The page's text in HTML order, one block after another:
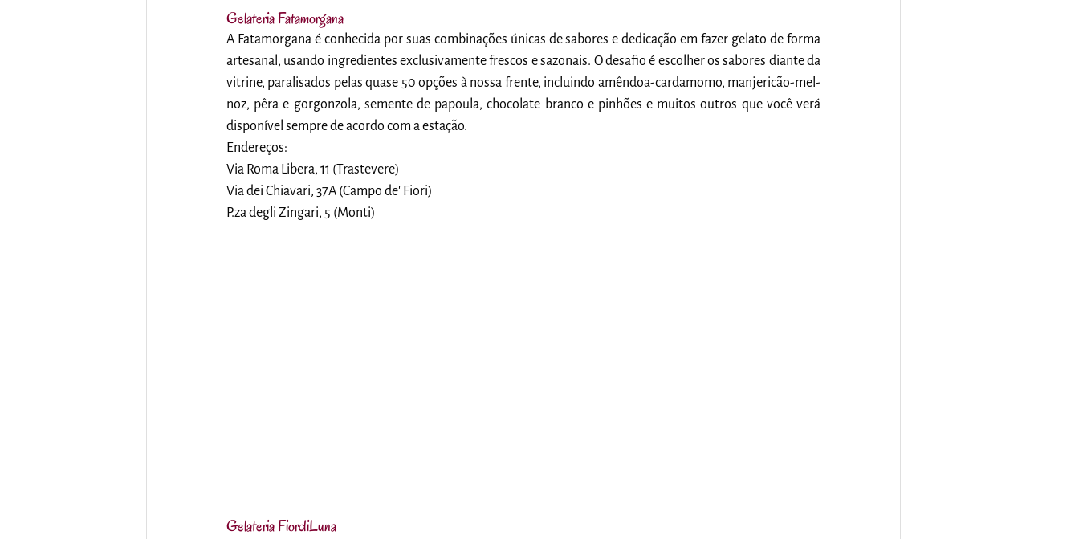
Gelateria Fatamorgana
A Fatamorgana é conhecida por suas combinações únicas de sabores e dedicação em fazer gelato de forma
artesanal, usando ingredientes exclusivamente frescos e sazonais. O desafio é escolher os sabores diante da
vitrine, paralisados pelas quase 50 opções à nossa frente, incluindo amêndoa-cardamomo, manjericão-mel-
noz, pêra e gorgonzola, semente de papoula, chocolate branco e pinhões e muitos outros que você verá
disponível sempre de acordo com a estação.
Endereços:
Via Roma Libera, 11 (Trastevere)
Via dei Chiavari, 37A (Campo de' Fiori)
P.za degli Zingari, 5 (Monti)
Gelateria FiordiLuna